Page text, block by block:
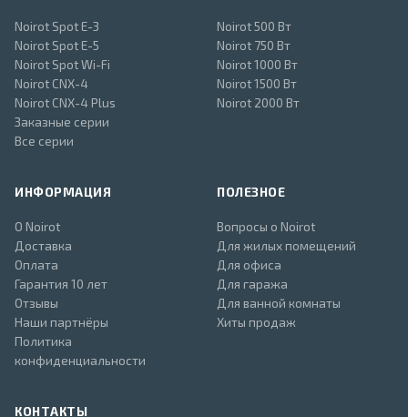
Noirot Spot E-3
Noirot Spot E-5
Noirot Spot Wi-Fi
Noirot CNX-4
Noirot CNX-4 Plus
Заказные серии
Все серии
Noirot 500 Вт
Noirot 750 Вт
Noirot 1000 Вт
Noirot 1500 Вт
Noirot 2000 Вт
ИНФОРМАЦИЯ
О Noirot
Доставка
Оплата
Гарантия 10 лет
Отзывы
Наши партнёры
Политика
конфиденциальности
ПОЛЕЗНОЕ
Вопросы о Noirot
Для жилых помещений
Для офиса
Для гаража
Для ванной комнаты
Хиты продаж
КОНТАКТЫ